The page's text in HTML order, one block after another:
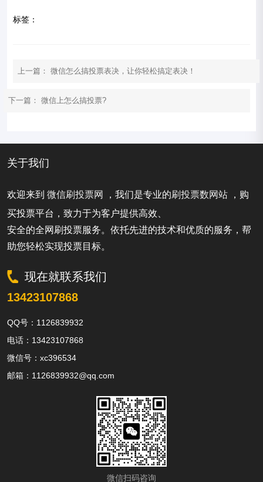
标签：
上一篇：微信怎么搞投票表决，让你轻松搞定表决！
下一篇： 微信上怎么搞投票?
关于我们
欢迎来到 微信刷投票网 ，我们是专业的刷投票数网站 ，购
买投票平台，致力于为客户提供高效、
安全的全网刷投票服务。依托先进的技术和优质的服务，帮
助您轻松实现投票目标。
现在就联系我们
13423107868
QQ号：1126839932
电话：13423107868
微信号：xc396534
邮箱：1126839932@qq.com
微信扫码咨询